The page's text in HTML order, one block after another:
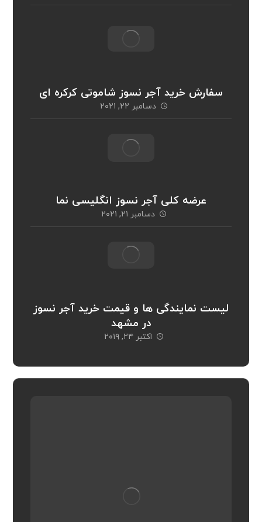
سفارش خرید آجر نسوز شاموتی کرکره ای
دسامبر ۲۲, ۲۰۲۱
عرضه کلی آجر نسوز انگلیسی نما
دسامبر ۲۱, ۲۰۲۱
لیست نمایندگی ها و قیمت خرید آجر نسوز
در مشهد
اکتبر ۲۴, ۲۰۱۹